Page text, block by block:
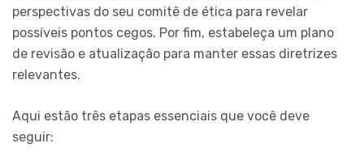
perspectivas do seu comitê de ética para revelar
possíveis pontos cegos. Por fim, estabeleça um plano
de revisão e atualização para manter essas diretrizes
relevantes.
Aqui estão três etapas essenciais que você deve
seguir: